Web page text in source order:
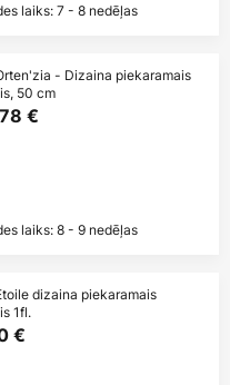
laiks: 7 - 8 nedēļas
- Dizaina piekaramais
50 cm
€
laiks: 8 - 9 nedēļas
dizaina piekaramais
1fl.
€